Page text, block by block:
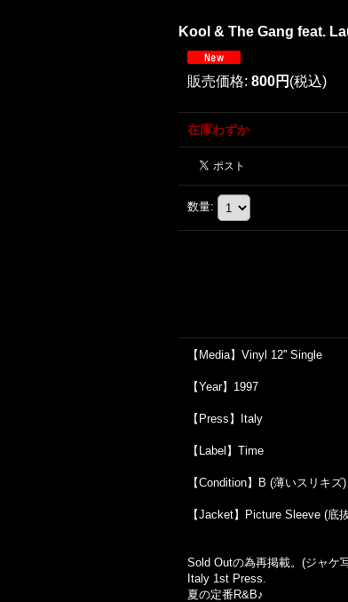
Kool & The Gang feat.
販売価格: 800円 (税込)
在庫わずか
数量:
【Media】Vinyl 12'' Single
【Year】1997
【Press】Italy
【Label】Time
【Condition】B (薄いスリキズ)
【Jacket】Picture Sleeve (底
Sold Outの為再掲載。 (ジャケ
Italy 1st Press.
夏の定番R&B♪